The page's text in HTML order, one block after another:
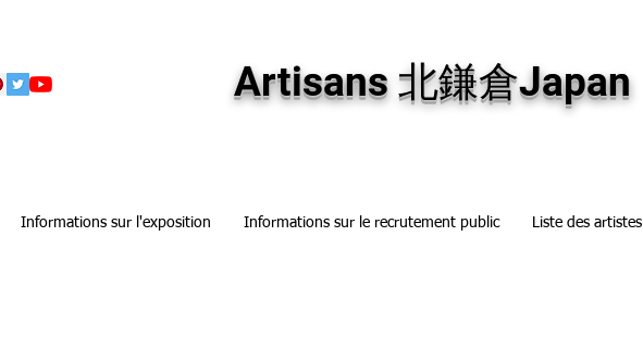
Artisans 北鎌倉Japan
Informations sur l'exposition Informations sur le recrutement public Liste des artistes